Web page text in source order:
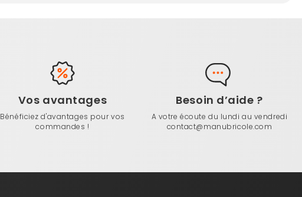
Vos avantages
Bénéficiez d'avantages pour vos
commandes !
Besoin d’aide ?
A votre écoute du lundi au vendredi
contact@manubricole.com